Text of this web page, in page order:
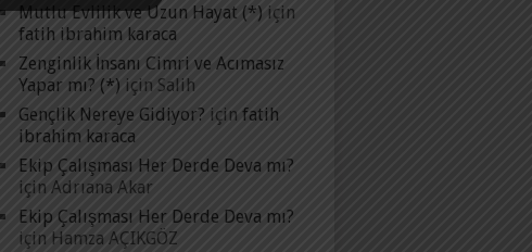
Mutlu Evlilik ve Uzun Hayat (*) için
fatih ibrahim karaca
Zenginlik İnsanı Cimri ve Acımasız
Yapar mı? (*) için Salih
Gençlik Nereye Gidiyor? içinfatih
ibrahim karaca
Ekip Çalışması Her Derde Deva mı?
için Adrıana Akar
Ekip Çalışması Her Derde Deva mı?
için Hamza AÇIKGÖZ